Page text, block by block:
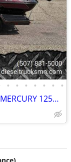
• • • • • • •
2000 RANGER R73 BASS FISHING BOAT MERCURY 125HP 2 STROKE